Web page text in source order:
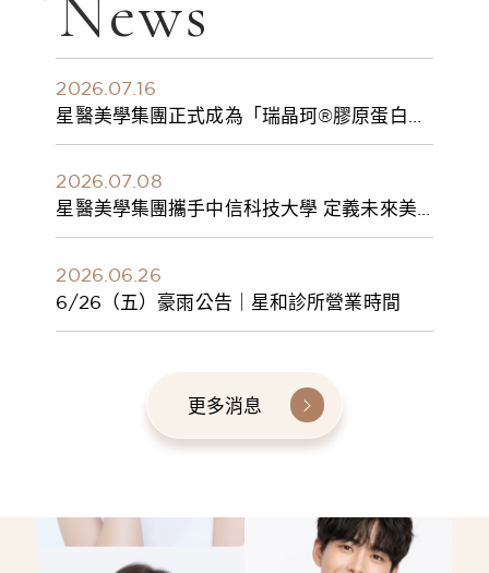
2026.07.16
星醫美學集團正式成為「瑞晶珂®膠原蛋白植
入劑」台灣獨家總代理
2026.07.08
星醫美學集團攜手中信科技大學 定義未來美
學人才新標準 建構健康美學產學共育模式 串
2026.06.26
6/26（五）豪雨公告｜星和診所營業時間
更多消息